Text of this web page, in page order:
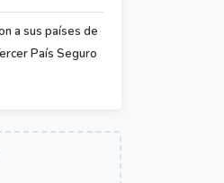
a sus países de
País Seguro